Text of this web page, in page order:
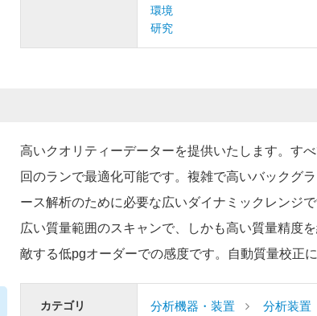
環境
研究
高いクオリティーデーターを提供いたします。す
回のランで最適化可能です。複雑で高いバックグ
ース解析のために必要な広いダイナミックレンジで
広い質量範囲のスキャンで、しかも高い質量精度
敵する低pgオーダーでの感度です。自動質量校正
カテゴリ 分析機器・装置 分析装置